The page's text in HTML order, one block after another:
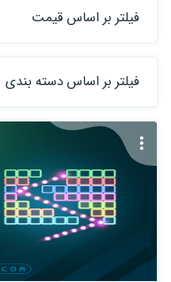
فیلتر بر اساس قیمت
فیلتر بر اساس دسته بندی